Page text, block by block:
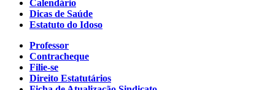
Calendário
Dicas de Saúde
Estatuto do Idoso
Professor
Contracheque
Filie-se
Direito Estatutários